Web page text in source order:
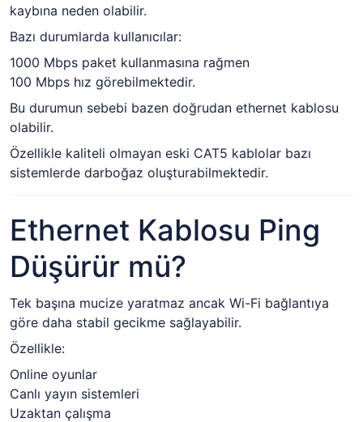
kaybına neden olabilir.
Bazı durumlarda kullanıcılar:
1000 Mbps paket kullanmasına rağmen
100 Mbps hız görebilmektedir.
Bu durumun sebebi bazen doğrudan ethernet kablosu
olabilir.
Özellikle kaliteli olmayan eski CAT5 kablolar bazı
sistemlerde darboğaz oluşturabilmektedir.
Ethernet Kablosu Ping
Düşürür mü?
Tek başına mucize yaratmaz ancak Wi-Fi bağlantıya
göre daha stabil gecikme sağlayabilir.
Özellikle:
Online oyunlar
Canlı yayın sistemleri
Uzaktan çalışma